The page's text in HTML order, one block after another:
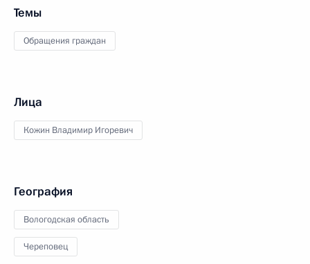
Темы
Обращения граждан
Лица
Кожин Владимир Игоревич
География
Вологодская область
Череповец